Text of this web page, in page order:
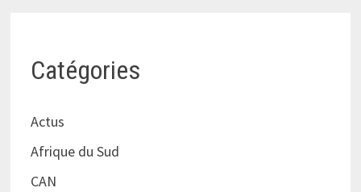
Catégories
Actus
Afrique du Sud
CAN